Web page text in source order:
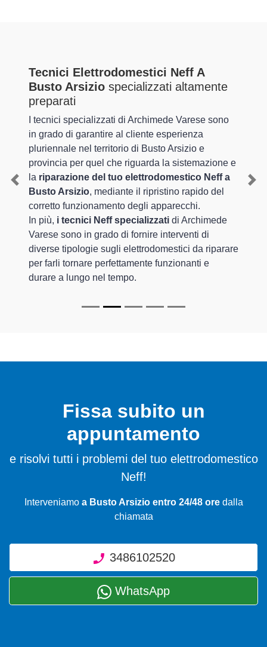
Tecnici Elettrodomestici Neff A
Busto Arsizio specializzati altamente
preparati
I tecnici specializzati di Archimede Varese sono
in grado di garantire al cliente esperienza
pluriennale nel territorio di Busto Arsizio e
provincia per quel che riguarda la sistemazione e
la riparazione del tuo elettrodomestico Neff a
Busto Arsizio, mediante il ripristino rapido del
corretto funzionamento degli apparecchi.
In più, i tecnici Neff specializzati di Archimede
Varese sono in grado di fornire interventi di
diverse tipologie sugli elettrodomestici da riparare
per farli tornare perfettamente funzionanti e
durare a lungo nel tempo.
Previous
Fissa subito un
appuntamento
e risolvi tutti i problemi del tuo elettrodomestico
Neff!
Interveniamo a Busto Arsizio entro 24/48 oredalla
chiamata
3486102520
WhatsApp